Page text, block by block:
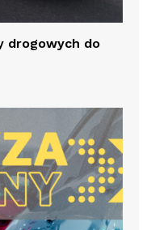
drogowych do